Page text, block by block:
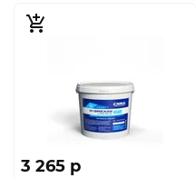
3 265 p